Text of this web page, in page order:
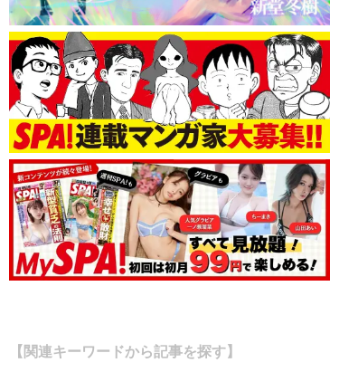
【関連キーワードから記事を探す】